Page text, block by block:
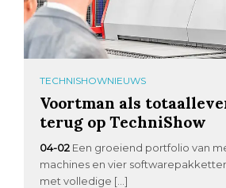
TECHNISHOWNIEUWS
Voortman als
terug op TechniShow
04-02 Een groeiend portfolio van
machines en vier
met volledige […]